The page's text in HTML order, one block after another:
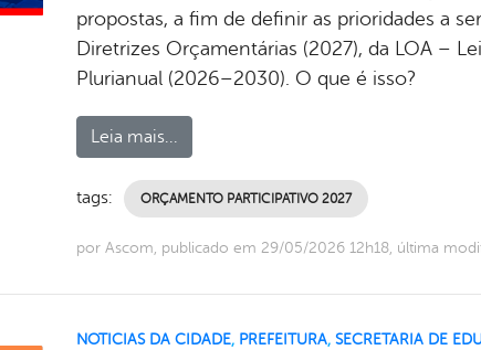
propostas, a fim de definir as prioridades a
Diretrizes Orçamentárias (2027), da LOA –
Plurianual (2026–2030). O que é isso?
Leia mais...
tags: ORÇAMENTO PARTICIPATIVO 2027
por Ascom, publicado em 29/05/2026 12h18, última
NOTICIAS DA CIDADE, PREFEITURA, SECRETARIA DE